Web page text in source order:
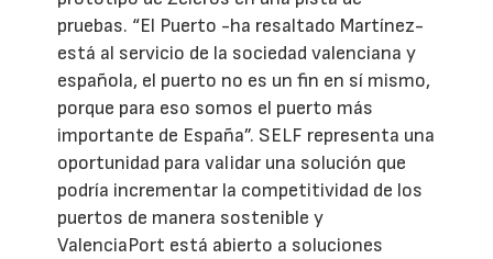
pruebas. “El Puerto -ha resaltado Martínez-
está al servicio de la sociedad valenciana y
española, el puerto no es un fin en sí mismo,
porque para eso somos el puerto más
importante de España”. SELF representa una
oportunidad para validar una solución que
podría incrementar la competitividad de los
puertos de manera sostenible y
ValenciaPort está abierto a soluciones